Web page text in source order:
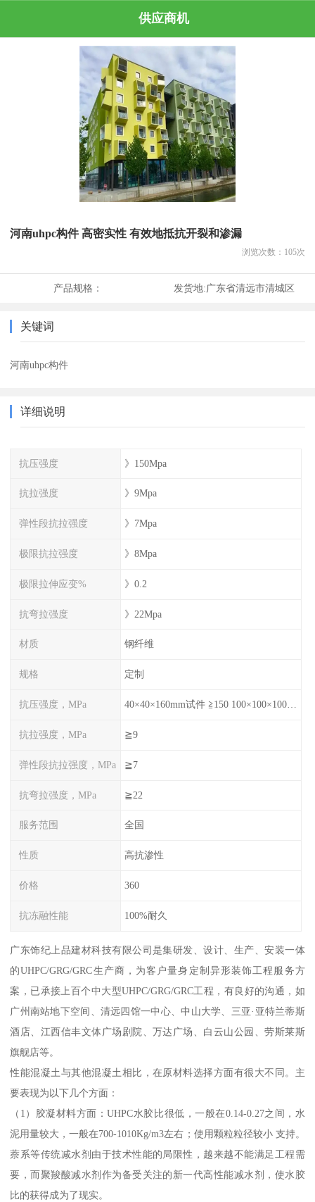
供应商机
河南uhpc构件 高密实性 有效地抵抗开裂和渗漏
浏览次数： 105次
产品规格： 发货地:广东省清远市清城区
关键词
河南uhpc构件
详细说明
抗压强度 》150Mpa
抗拉强度 》9Mpa
弹性段抗拉强度 》7Mpa
极限抗拉强度 》8Mpa
极限拉伸应变% 》0.2
抗弯拉强度 》22Mpa
材质 钢纤维
规格 定制
抗压强度，MPa 40×40×160mm试件 ≧150 100×100×100mm试件≧120
抗拉强度，MPa ≧9
弹性段抗拉强度，MPa ≧7
抗弯拉强度，MPa ≧22
服务范围 全国
性质 高抗渗性
价格 360
抗冻融性能 100%耐久
广东饰纪上品建材科技有限公司是集研发、设计、生产、安装一体
的UHPC/GRG/GRC生产商，为客户量身定制异形装饰工程服务方
案，已承接上百个中大型UHPC/GRG/GRC工程，有良好的沟通，如
广州南站地下空间、清远四馆一中心、中山大学、三亚·亚特兰蒂斯
酒店、江西信丰文体广场剧院、万达广场、白云山公园、劳斯莱斯
旗舰店等。
性能混凝土与其他混凝土相比，在原材料选择方面有很大不同。主
要表现为以下几个方面：
（1）胶凝材料方面：UHPC水胶比很低，一般在0.14-0.27之间，水
泥用量较大，一般在700-1010Kg/m3左右；使用颗粒粒径较小 支持。
萘系等传统减水剂由于技术性能的局限性，越来越不能满足工程需
要，而聚羧酸减水剂作为备受关注的新一代高性能减水剂，使水胶
比的获得成为了现实。